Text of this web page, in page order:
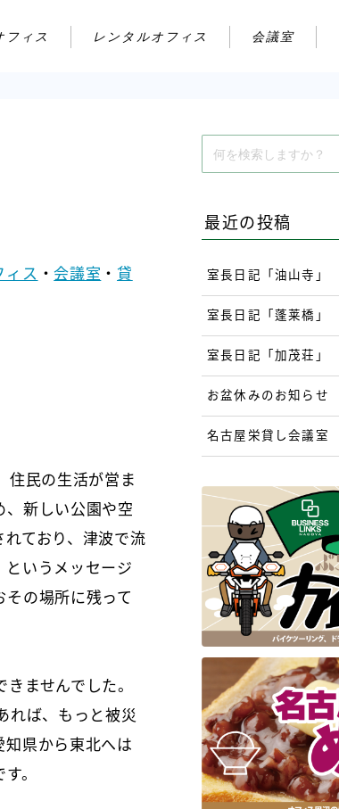
フィス レンタルオフィス 会議室
アクセス
ィス ・会議室 ・貸
住民の生活が営ま
、新しい公園や空
ており、津波で流
というメッセージ
の場所に残って
ませんでした。
れば、もっと被災
県から東北へは
。
最近の投稿
室長日記「油山寺」
室長日記「蓬莱橋」
室長日記「加茂荘」
お盆休みのお知らせ
名古屋栄貸し会議室